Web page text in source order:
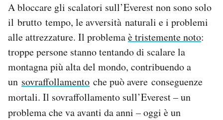
A bloccare gli scalatori sull’Everest non sono solo
il brutto tempo, le avversità naturali e i problemi
alle attrezzature. Il problemaè tristemente noto:
troppe persone stanno tentando di scalare la
montagna più alta del mondo, contribuendo a
un sovraffollamento che può avere conseguenze
mortali. Il sovraffollamento sull’Everest–un
problema che va avanti da anni –oggi è un